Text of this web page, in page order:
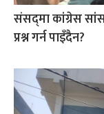
संसद्‍मा कांग्रेस
प्रश्न गर्न पाइँदैन?